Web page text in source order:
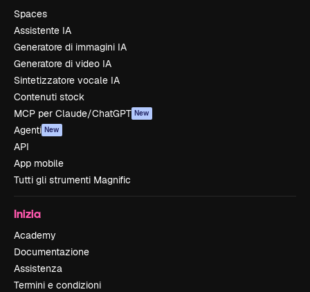
Spaces
Assistente IA
Generatore di immagini IA
Generatore di video IA
Sintetizzatore vocale IA
Contenuti stock
MCP per Claude/ChatGPT New
Agenti New
API
App mobile
Tutti gli strumenti Magnific
Inizia
Academy
Documentazione
Assistenza
Termini e condizioni